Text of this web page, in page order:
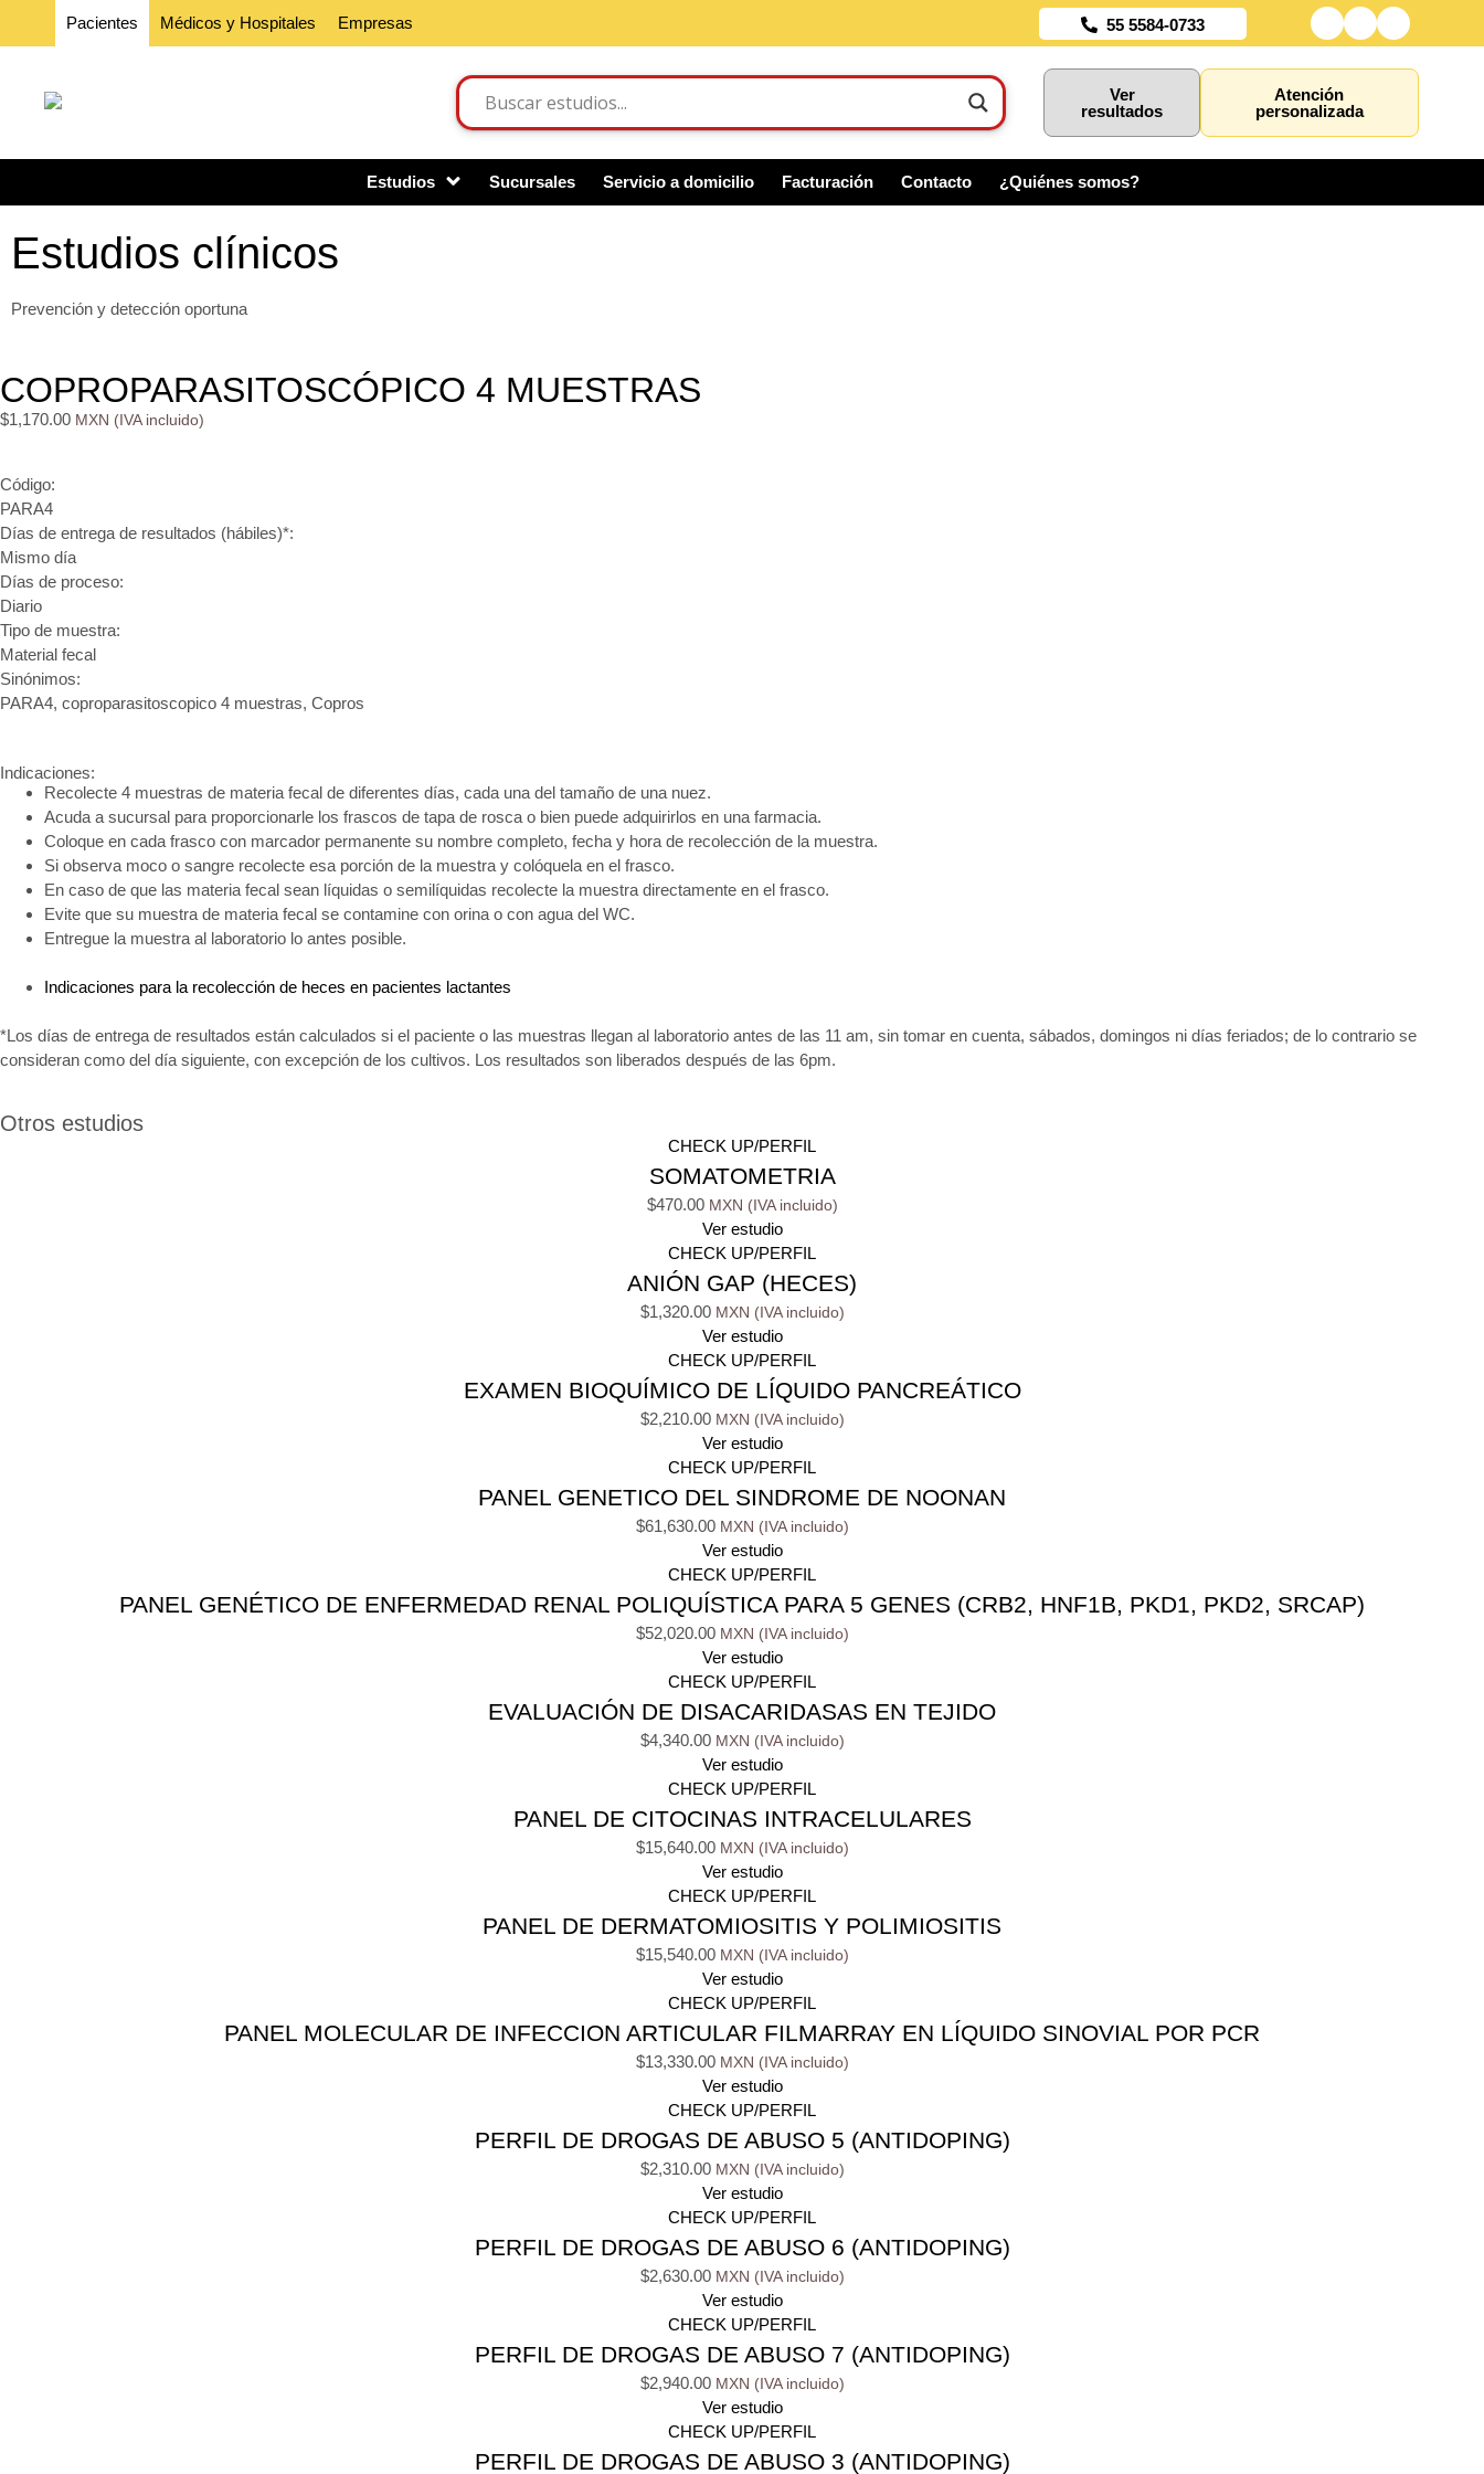
Pacientes Médicos y Hospitales Empresas 55 5584-0733
Ver
resultados
Atención
personalizada
Estudios Sucursales Servicio a domicilio Facturación Contacto ¿Quiénes somos?
Estudios clínicos
Prevención y detección oportuna
COPROPARASITOSCÓPICO 4 MUESTRAS
$1,170.00
Código:
PARA4
Días de entrega de resultados (hábiles)*:
Mismo día
Días de proceso:
Diario
Tipo de muestra:
Material fecal
Sinónimos:
PARA4, coproparasitoscopico 4 muestras, Copros
Indicaciones:
Recolecte 4 muestras de materia fecal de diferentes días, cada una del tamaño de una nuez.
Acuda a sucursal para proporcionarle los frascos de tapa de rosca o bien puede adquirirlos en una farmacia.
Coloque en cada frasco con marcador permanente su nombre completo, fecha y hora de recolección de la muestra.
Si observa moco o sangre recolecte esa porción de la muestra y colóquela en el frasco.
En caso de que las materia fecal sean líquidas o semilíquidas recolecte la muestra directamente en el frasco.
Evite que su muestra de materia fecal se contamine con orina o con agua del WC.
Entregue la muestra al laboratorio lo antes posible.
Indicaciones para la recolección de heces en pacientes lactantes
*Los días de entrega de resultados están calculados si el paciente o las muestras llegan al laboratorio antes de las 11 am, sin tomar en cuenta, sábados, domingos ni días feriados; de lo contrario se
consideran como del día siguiente, con excepción de los cultivos. Los resultados son liberados después de las 6pm.
Otros estudios
CHECK UP/PERFIL
SOMATOMETRIA
$470.00
Ver estudio
CHECK UP/PERFIL
ANIÓN GAP (HECES)
$1,320.00
Ver estudio
CHECK UP/PERFIL
EXAMEN BIOQUÍMICO DE LÍQUIDO PANCREÁTICO
$2,210.00
Ver estudio
CHECK UP/PERFIL
PANEL GENETICO DEL SINDROME DE NOONAN
$61,630.00
Ver estudio
CHECK UP/PERFIL
PANEL GENÉTICO DE ENFERMEDAD RENAL POLIQUÍSTICA PARA 5 GENES (CRB2, HNF1B, PKD1, PKD2, SRCAP)
$52,020.00
Ver estudio
CHECK UP/PERFIL
EVALUACIÓN DE DISACARIDASAS EN TEJIDO
$4,340.00
Ver estudio
CHECK UP/PERFIL
PANEL DE CITOCINAS INTRACELULARES
$15,640.00
Ver estudio
CHECK UP/PERFIL
PANEL DE DERMATOMIOSITIS Y POLIMIOSITIS
$15,540.00
Ver estudio
CHECK UP/PERFIL
PANEL MOLECULAR DE INFECCION ARTICULAR FILMARRAY EN LÍQUIDO SINOVIAL POR PCR
$13,330.00
Ver estudio
CHECK UP/PERFIL
PERFIL DE DROGAS DE ABUSO 5 (ANTIDOPING)
$2,310.00
Ver estudio
CHECK UP/PERFIL
PERFIL DE DROGAS DE ABUSO 6 (ANTIDOPING)
$2,630.00
Ver estudio
CHECK UP/PERFIL
PERFIL DE DROGAS DE ABUSO 7 (ANTIDOPING)
$2,940.00
Ver estudio
CHECK UP/PERFIL
PERFIL DE DROGAS DE ABUSO 3 (ANTIDOPING)